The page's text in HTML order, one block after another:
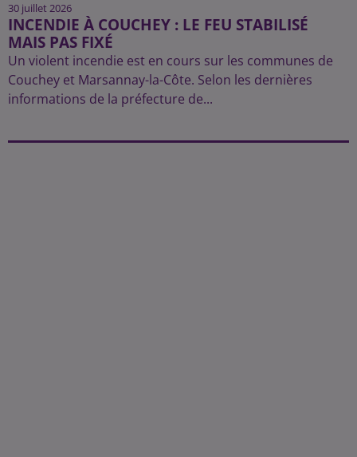
30 juillet 2026
INCENDIE À COUCHEY : LE FEU STABILISÉ
MAIS PAS FIXÉ
Un violent incendie est en cours sur les communes de
Couchey et Marsannay-la-Côte. Selon les dernières
informations de la préfecture de...